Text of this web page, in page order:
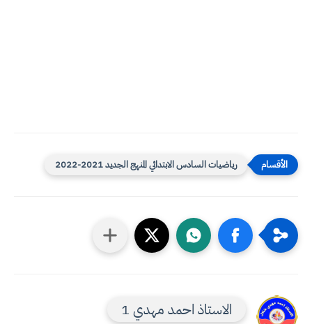
رياضيات السادس الابتدائي المنهج الجديد 2021-2022
الاستاذ احمد مهدي 1